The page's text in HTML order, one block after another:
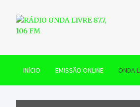
content
RÁDIO ONDA
INÍCIO EMISSÃO ONLINE ONDA